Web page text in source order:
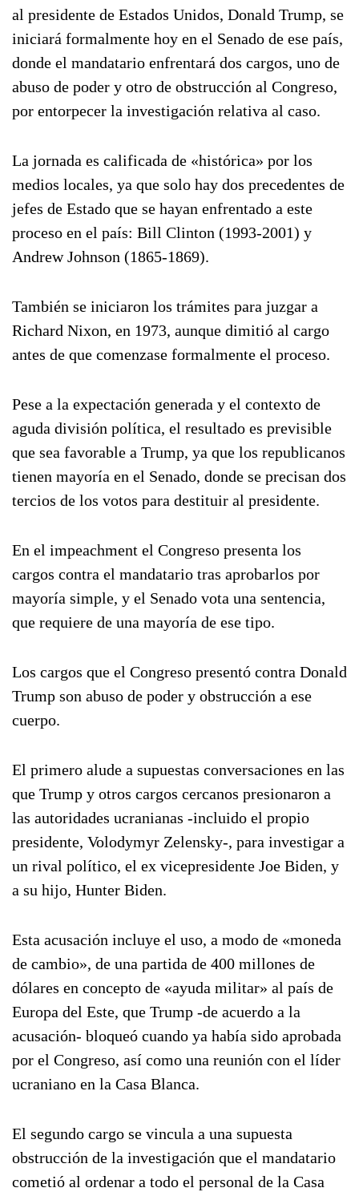
al presidente de Estados Unidos, Donald Trump, se
iniciará formalmente hoy en el Senado de ese país,
donde el mandatario enfrentará dos cargos, uno de
abuso de poder y otro de obstrucción al Congreso,
por entorpecer la investigación relativa al caso.
La jornada es calificada de «histórica» por los
medios locales, ya que solo hay dos precedentes de
jefes de Estado que se hayan enfrentado a este
proceso en el país: Bill Clinton (1993-2001) y
Andrew Johnson (1865-1869).
También se iniciaron los trámites para juzgar a
Richard Nixon, en 1973, aunque dimitió al cargo
antes de que comenzase formalmente el proceso.
Pese a la expectación generada y el contexto de
aguda división política, el resultado es previsible
que sea favorable a Trump, ya que los republicanos
tienen mayoría en el Senado, donde se precisan dos
tercios de los votos para destituir al presidente.
En el impeachment el Congreso presenta los
cargos contra el mandatario tras aprobarlos por
mayoría simple, y el Senado vota una sentencia,
que requiere de una mayoría de ese tipo.
Los cargos que el Congreso presentó contra Donald
Trump son abuso de poder y obstrucción a ese
cuerpo.
El primero alude a supuestas conversaciones en las
que Trump y otros cargos cercanos presionaron a
las autoridades ucranianas -incluido el propio
presidente, Volodymyr Zelensky-, para investigar a
un rival político, el ex vicepresidente Joe Biden, y
a su hijo, Hunter Biden.
Esta acusación incluye el uso, a modo de «moneda
de cambio», de una partida de 400 millones de
dólares en concepto de «ayuda militar» al país de
Europa del Este, que Trump -de acuerdo a la
acusación- bloqueó cuando ya había sido aprobada
por el Congreso, así como una reunión con el líder
ucraniano en la Casa Blanca.
El segundo cargo se vincula a una supuesta
obstrucción de la investigación que el mandatario
cometió al ordenar a todo el personal de la Casa